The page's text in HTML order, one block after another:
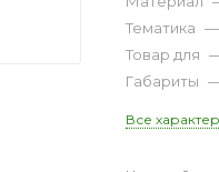
Тематика —
Товар для
Габариты
Все